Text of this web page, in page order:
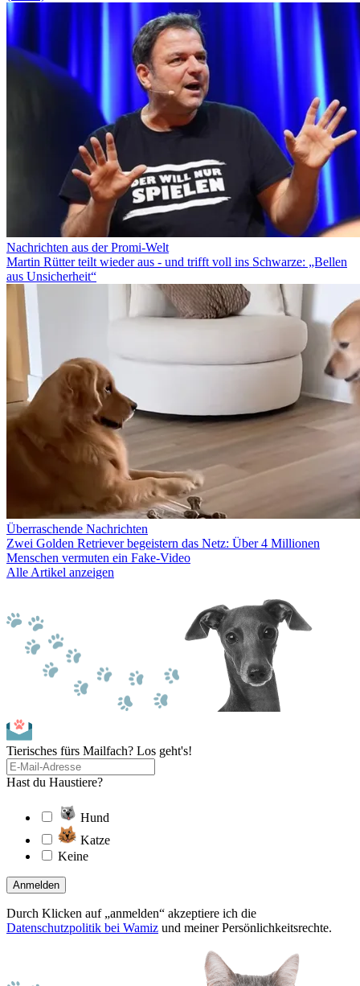
Nachrichten aus der Promi-Welt
Martin Rütter teilt wieder aus - und trifft voll ins Schwarze: „Bellen
aus Unsicherheit“
Überraschende Nachrichten
Zwei Golden Retriever begeistern das Netz: Über 4 Millionen
Menschen vermuten ein Fake-Video
Alle Artikel anzeigen
Tierisches fürs Mailfach? Los geht's!
Hast du Haustiere?
Hund
Katze
Keine
Anmelden
Durch Klicken auf „anmelden“ akzeptiere ich die
Datenschutzpolitik bei Wamiz und meiner Persönlichkeitsrechte.